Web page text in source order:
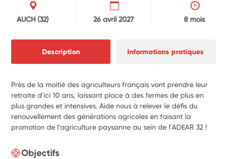
AUCH(32) 26 avril 2027 8 mois
Description Informations pratiques
Près de la moitié des agriculteurs français vont prendre leur
retraite d'ici 10 ans, laissant place à des fermes de plus en
plus grandes et intensives. Aide nous à relever le défis du
renouvellement des générations agricoles en faisant la
promotion de l'agriculture paysanne au sein de l'ADEAR 32 !
Objectifs